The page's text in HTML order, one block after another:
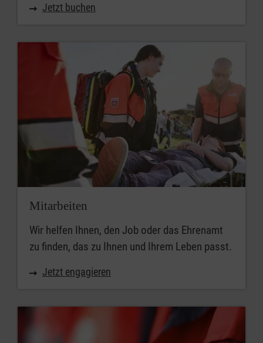
Jetzt buchen
Mitarbeiten
Wir helfen Ihnen, den Job oder das Ehrenamt
zu finden, das zu Ihnen und Ihrem Leben passt.
Jetzt engagieren